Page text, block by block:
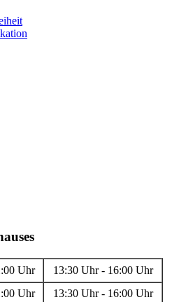
Uhr
13:30 Uhr - 16:00 Uhr
Uhr 13:30 Uhr - 16:00 Uhr